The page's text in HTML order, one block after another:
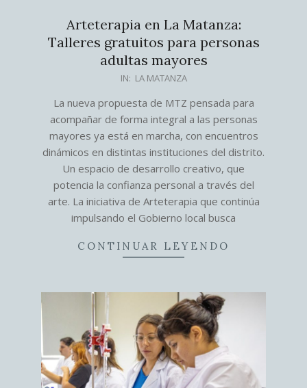
Arteterapia en La Matanza:
Talleres gratuitos para personas
adultas mayores
IN: LA MATANZA
La nueva propuesta de MTZ pensada para
acompañar de forma integral a las personas
mayores ya está en marcha, con encuentros
dinámicos en distintas instituciones del distrito.
Un espacio de desarrollo creativo, que
potencia la confianza personal a través del
arte. La iniciativa de Arteterapia que continúa
impulsando el Gobierno local busca
CONTINUAR LEYENDO